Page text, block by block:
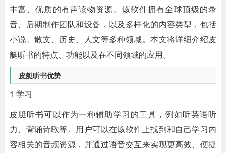
丰富、优质的有声读物资源。该软件拥有全球顶级的录
音、后期制作团队和设备，以及多样化的内容类型，包括
小说、散文、历史、人文等多种领域。本文将详细介绍皮
艇听书的特点、功能以及在不同领域的应用。
皮艇听书优势
1 学习
皮艇听书可以作为一种辅助学习的工具，例如听英语听
力、背诵诗歌等。用户可以在该软件上找到和自己学习内
容相关的音频资源，并通过语音交互来实现更高效、便捷